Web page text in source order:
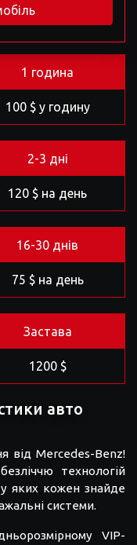
1 година
100 $ у годину
2-3 дні
120 $ на день
16-30 днів
75 $ на день
Застава
1200 $
авто
від Mercedes-Benz!
технологій
яких кожен знайде
системи.
VIP-